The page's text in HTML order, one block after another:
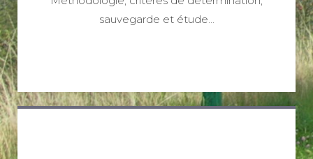
sauvegarde et étude...